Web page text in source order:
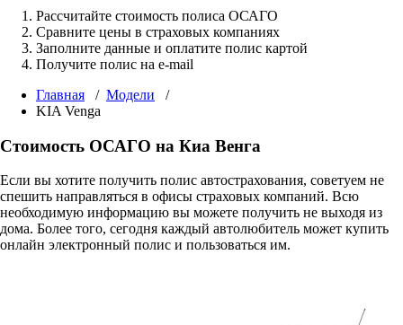
Рассчитайте стоимость полиса ОСАГО
Сравните цены в страховых компаниях
Заполните данные и оплатите полис картой
Получите полис на e-mail
Главная / Модели /
KIA Venga
Стоимость ОСАГО на Киа Венга
Если вы хотите получить полис автострахования, советуем не
спешить направляться в офисы страховых компаний. Всю
необходимую информацию вы можете получить не выходя из
дома. Более того, сегодня каждый автолюбитель может купить
онлайн электронный полис и пользоваться им.